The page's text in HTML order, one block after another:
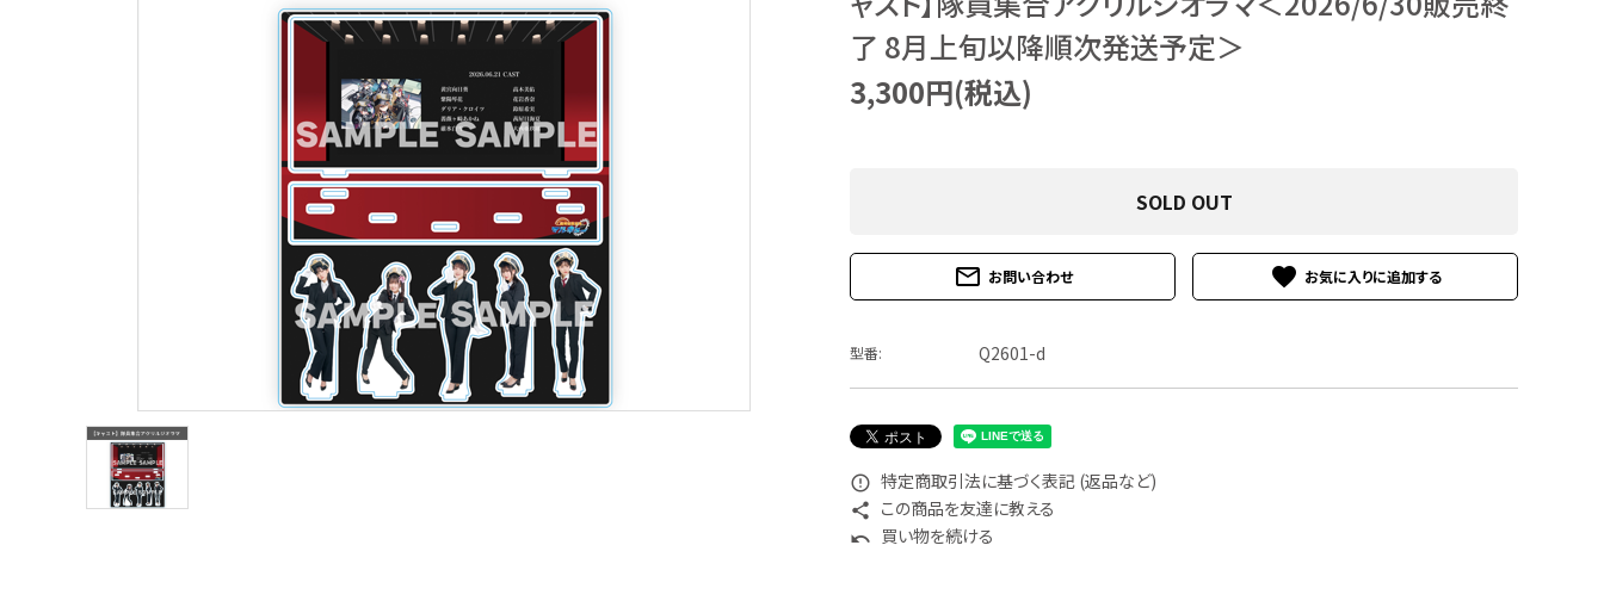
グラビア
STRiKE！
EMO girl
ヒーロー文庫
薬屋のひとりごと
ロト・ナンバーズ書籍・
アイドル・タレント
ヒーロー文庫
了 8月上旬以降順次発送予定＞
3,300円(税込)
SOLD OUT
mail_outline お問い合わせ favorite
型番: Q2601-d
error_outline 特定商取引法に基づく表記 (返品など)
share この商品を友達に教える
undo 買い物を続ける